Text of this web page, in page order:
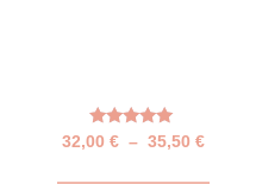
Note
32,00 € – 35,50 €